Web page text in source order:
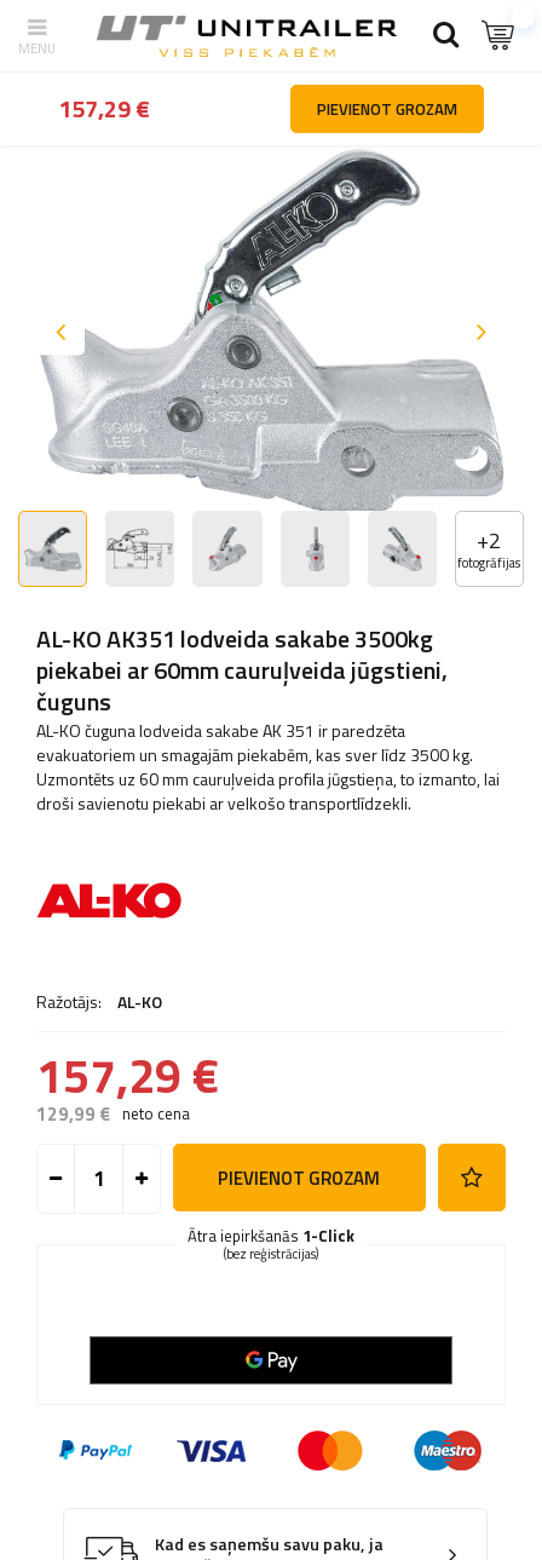
Atpakaļ Mājas Piekabes daļas un piederumi Sakabes un inerces
+2
fotogrāfijas
AL-KO AK351 lodveida sakabe 3500kg
piekabei ar 60mm cauruļveida jūgstieni,
čuguns
AL-KO čuguna lodveida sakabe AK 351 ir paredzēta
evakuatoriem un smagajām piekabēm, kas sver līdz 3500 kg.
Uzmontēts uz 60 mm cauruļveida profila jūgstieņa, to izmanto, lai
droši savienotu piekabi ar velkošo transportlīdzekli.
Ražotājs: AL-KO
157,29 €
129,99 € neto cena
PIEVIENOT GROZAM
Ātra iepirkšanās 1-Click
(bez reģistrācijas)
Kad es saņemšu savu paku, ja
157,29 € PIEVIENOT GROZAM